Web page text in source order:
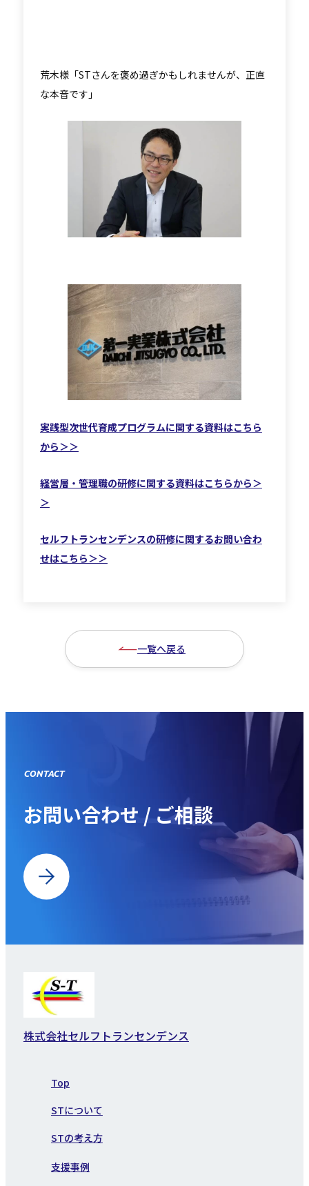
荒木様「STさんを褒め過ぎかもしれませんが、正直
な本音です」
実践型次世代育成プログラムに関する資料はこちら
から＞＞
経営層・管理職の研修に関する資料はこちらから＞
＞
セルフトランセンデンスの研修に関するお問い合わ
せはこちら＞＞
一覧へ戻る
CONTACT
お問い合わせ / ご相談
株式会社セルフトランセンデンス
Top
STについて
STの考え方
支援事例